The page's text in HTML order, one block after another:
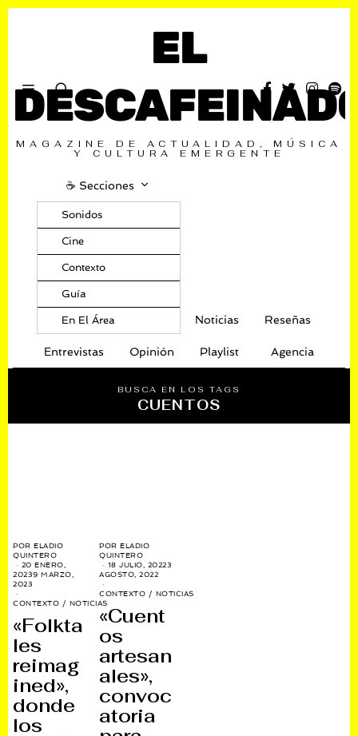
EL
MAGAZINE DE ACTUALIDAD, MÚSICA
Y CULTURA EMERGENTE
☕️ Secciones
Sonidos
Cine
Contexto
Guía
En El Área Noticias Reseñas
Entrevistas Opinión Playlist Agencia
BUSCA EN LOS TAGS
CUENTOS
PORELADIO
QUINTERO
20 ENERO,
20239 MARZO,
2023
CONTEXTO / NOTICIAS
«Folkta
les
reimag
ined»,
donde
los
PORELADIO
QUINTERO
18 JULIO, 20223
AGOSTO, 2022
CONTEXTO / NOTICIAS
«Cuent
os
artesan
ales»,
convoc
atoria